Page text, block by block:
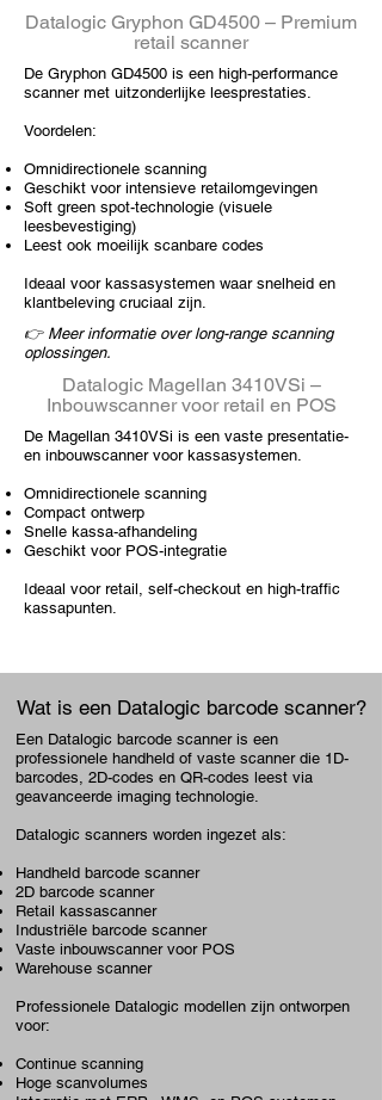
Datalogic Gryphon GD4500 – Premium
retail scanner
De Gryphon GD4500 is een high-performance
scanner met uitzonderlijke leesprestaties.
Voordelen:
Omnidirectionele scanning
Geschikt voor intensieve retailomgevingen
Soft green spot-technologie (visuele
leesbevestiging)
Leest ook moeilijk scanbare codes
Ideaal voor kassasystemen waar snelheid en
klantbeleving cruciaal zijn.
👉 Meer informatie over long-range scanning
oplossingen.
Datalogic Magellan 3410VSi –
Inbouwscanner voor retail en POS
De Magellan 3410VSi is een vaste presentatie-
en inbouwscanner voor kassasystemen.
Omnidirectionele scanning
Compact ontwerp
Snelle kassa-afhandeling
Geschikt voor POS-integratie
Ideaal voor retail, self-checkout en high-traffic
kassapunten.
Wat is een Datalogic barcode scanner?
Een Datalogic barcode scanner is een
professionele handheld of vaste scanner die 1D-
barcodes, 2D-codes en QR-codes leest via
geavanceerde imaging technologie.
Datalogic scanners worden ingezet als:
Handheld barcode scanner
2D barcode scanner
Retail kassascanner
Industriële barcode scanner
Vaste inbouwscanner voor POS
Warehouse scanner
Professionele Datalogic modellen zijn ontworpen
voor:
Continue scanning
Hoge scanvolumes